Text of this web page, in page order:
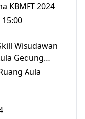
KBMFT 2024
15:00
Wisudawan
Gedung…
Aula